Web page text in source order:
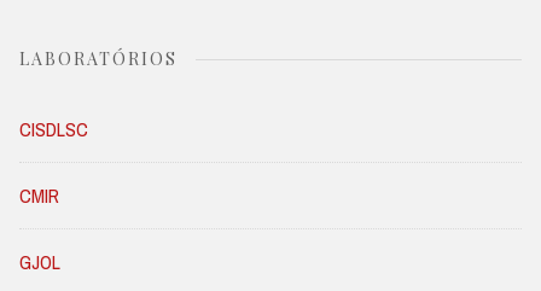
LABORATÓRIOS
CISDLSC
CMIR
GJOL